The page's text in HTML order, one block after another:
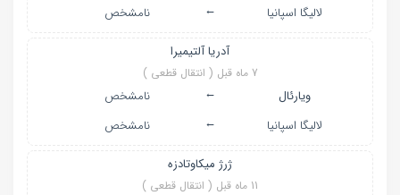
لالیگا اسپانیا
← نامشخص
آدریا آلتیمیرا
7 ماه قبل ( انتقال قطعی )
ویارئال ←
نامشخص
لالیگا اسپانیا
← نامشخص
ژرژ میکاوتادزه
11 ماه قبل ( انتقال قطعی )